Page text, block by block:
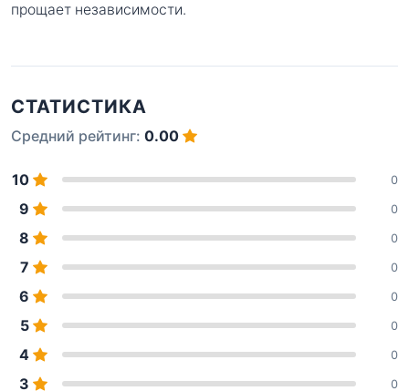
прощает независимости.
СТАТИСТИКА
Средний рейтинг: 0.00
10 0
9 0
8 0
7 0
6 0
5 0
4 0
3 0